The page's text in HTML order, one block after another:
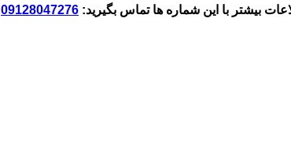
بیشتر با این شماره ها تماس بگیرید: 09128047276